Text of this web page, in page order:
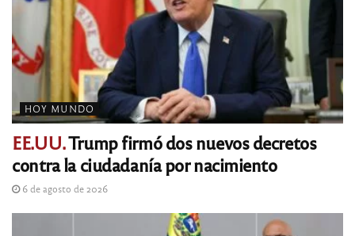
HOY MUNDO
EE.UU.Trump firmó dos nuevos decretos
contra la ciudadanía por nacimiento
6 de agosto de 2026